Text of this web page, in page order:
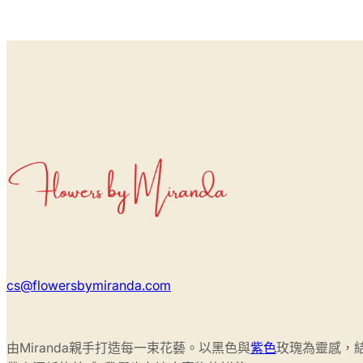
cs@flowersbymiranda.com
由Miranda親手打造每一束花藝。以黑色與紫色玫瑰為靈感，